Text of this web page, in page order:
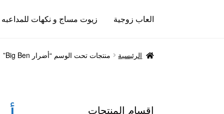
العاب زوجية زيوت مساج و نكهات للمداعبه
الرئيسية Let’s Keep In Touch أدوية تكبير و
علاج سرعة القذف لانجيري مثير
الرئيسية منتجات تحت الوسم “أضرار Big Ben”
اقسام المنتجات